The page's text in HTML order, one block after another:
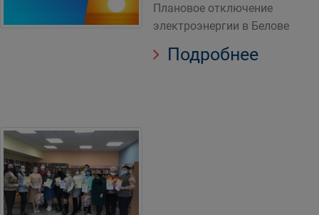
Плановое отключение
электроэнергии в Белове
Подробнее